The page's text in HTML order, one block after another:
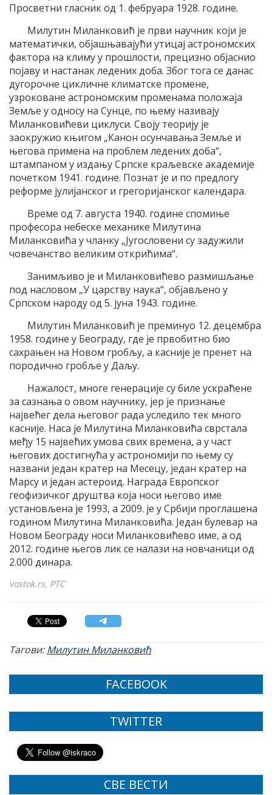
Просветни гласник од 1. фебруара 1928. године.
Милутин Миланковић је први научник који је
математички, објашњавајући утицај астрономских
фактора на климу у прошлости, прецизно објаснио
појаву и настанак ледених доба. Због тога се данас
дугорочне цикличне климатске промене,
узроковане астрономским променама положаја
Земље у односу на Сунце, по њему називају
Миланковићеви циклуси. Своју теорију је
заокружио књигом „Канон осунчавања Земље и
његова примена на проблем ледених доба“,
штампаном у издању Српске краљевске академије
почетком 1941. године. Познат је и по предлогу
реформе јулијанског и грегоријанског календара.
Време од 7. августа 1940. године спомиње
професора небеске механике Милутина
Миланковића у чланку „Југословени су задужили
човечанство великим открићима“.
Занимљиво је и Миланковићево размишљање
под насловом „У царству наука“, објављено у
Српском народу од 5. јуна 1943. године.
Милутин Миланковић је преминуо 12. децембра
1958. године у Београду, где је првобитно био
сахрањен на Новом гробљу, а касније је пренет на
породично гробље у Даљу.
Нажалост, многе генерације су биле ускраћене
за сазнања о овом научнику, јер је признање
највећег дела његовог рада уследило тек много
касније. Наса је Милутина Миланковића сврстала
међу 15 највећих умова свих времена, а у част
његових достигнућа у астрономији по њему су
названи један кратер на Месецу, један кратер на
Марсу и један астероид. Награда Европског
геофизичког друштва која носи његово име
установљена је 1993, а 2009. је у Србији проглашена
годином Милутина Миланковића. Један булевар на
Новом Београду носи Миланковићево име, а од
2012. године његов лик се налази на новчаници од
2.000 динара.
vostok.rs, РТС
Тагови:Милутин Миланковић
FACEBOOK
TWITTER
СВЕ ВЕСТИ